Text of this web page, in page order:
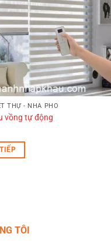
THỰ - NHÀ PHỐ
vồng tự động
TÔI